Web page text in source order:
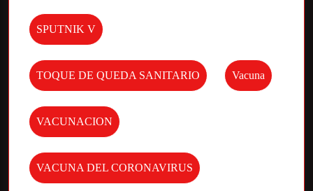
SPUTNIK V
TOQUE DE QUEDA SANITARIO Vacuna
VACUNACION
VACUNA DEL CORONAVIRUS